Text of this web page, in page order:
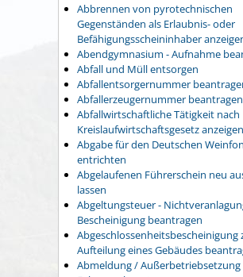
Abbrennen von pyrotechnischen
Gegenständen als Erlaubnis- oder
Befähigungsscheininhaber
Abendgymnasium - Aufnahme
Abfall und Müll entsorgen
Abfallentsorgernummer
Abfallerzeugernummer beantragen
Abfallwirtschaftliche Tätigkeit nach
Kreislaufwirtschaftsgesetz anzeigen
Abgabe für den Deutschen
entrichten
Abgelaufenen Führerschein neu
lassen
Abgeltungsteuer -
Bescheinigung beantragen
Abgeschlossenheitsbescheinigung
Aufteilung eines Gebäudes
Abmeldung / Außerbetriebsetzung